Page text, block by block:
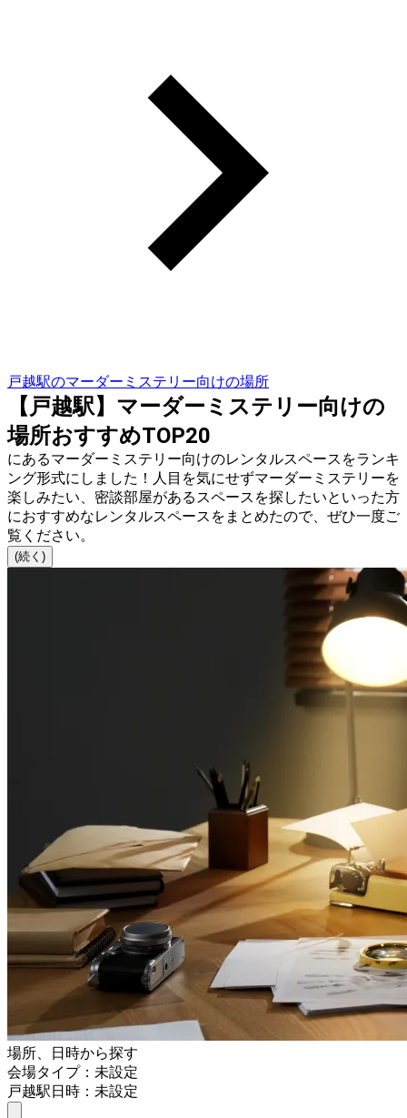
戸越駅のマーダーミステリー向けの場所
【戸越駅】マーダーミステリー向けの
場所おすすめTOP20
にあるマーダーミステリー向けのレンタルスペースをランキ
ング形式にしました！人目を気にせずマーダーミステリーを
楽しみたい、密談部屋があるスペースを探したいといった方
におすすめなレンタルスペースをまとめたので、ぜひ一度ご
覧ください。
(続く)
場所、日時から探す
会場タイプ：未設定
戸越駅日時：未設定